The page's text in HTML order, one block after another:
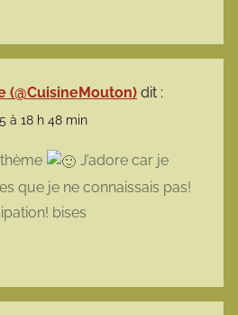
(@CuisineMouton) dit :
à 18 h 48 min
J’adore car je
que je ne connaissais pas!
bises